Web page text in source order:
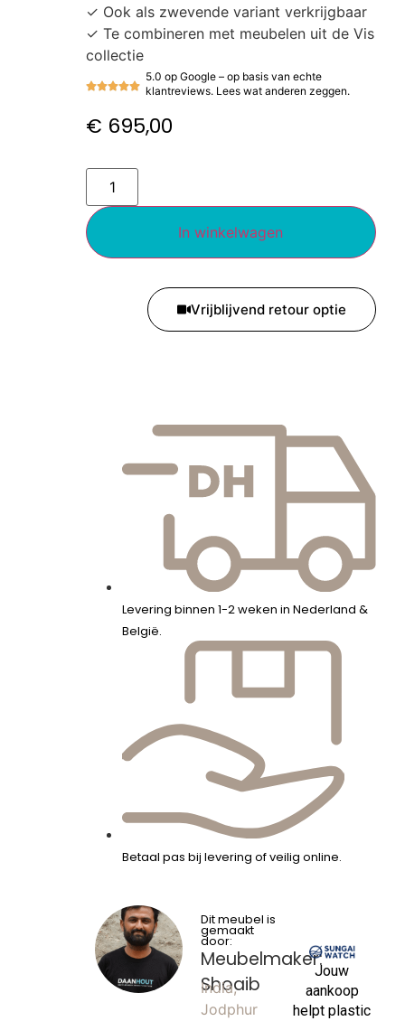
✓ Ook als zwevende variant verkrijgbaar
✓ Te combineren met meubelen uit de Vis
collectie
5.0 op Google – op basis van echte
klantreviews. Lees wat anderen zeggen.
€ 695,00
In winkelwagen
Vrijblijvend retour optie
Levering binnen 1-2 weken in Nederland &
België.
Betaal pas bij levering of veilig online.
Dit meubel is
gemaakt
door:
Meubelmaker:
Shoaib
India,
Jodphur
Jouw
aankoop
helpt plastic